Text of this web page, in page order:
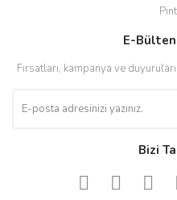
E-
Fırsatları, kampanya ve
Bizi